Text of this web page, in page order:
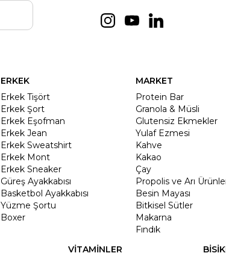
ERKEK
Erkek Tişört
Erkek Şort
Erkek Eşofman
Erkek Jean
Erkek Sweatshirt
Erkek Mont
Erkek Sneaker
Güreş Ayakkabısı
Basketbol Ayakkabısı
Yüzme Şortu
Boxer
MARKET
Protein Bar
Granola & Müsli
Glutensiz Ekmekler
Yulaf Ezmesi
Kahve
Kakao
Çay
Propolis ve Arı
Besin Mayası
Bitkisel Sütler
Makarna
Fındık
VİTAMİNLER